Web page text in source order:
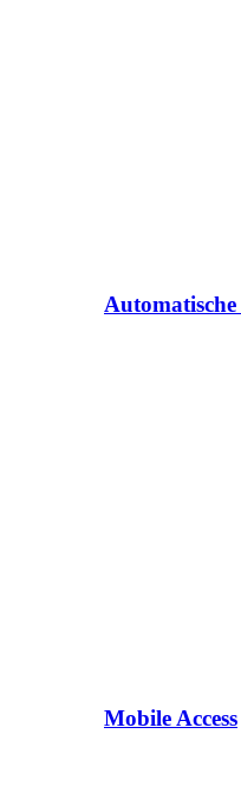
Mobile Access